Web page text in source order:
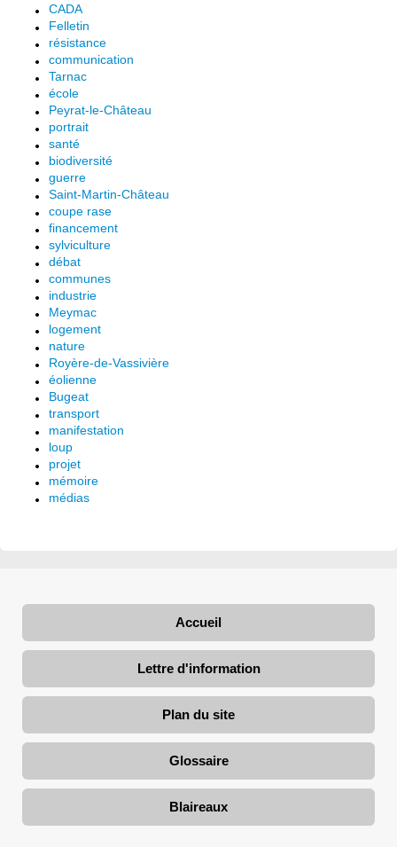
CADA
Felletin
résistance
communication
Tarnac
école
Peyrat-le-Château
portrait
santé
biodiversité
guerre
Saint-Martin-Château
coupe rase
financement
sylviculture
débat
communes
industrie
Meymac
logement
nature
Royère-de-Vassivière
éolienne
Bugeat
transport
manifestation
loup
projet
mémoire
médias
Accueil
Lettre d'information
Plan du site
Glossaire
Blaireaux